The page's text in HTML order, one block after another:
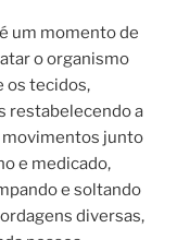
é um momento de
o organismo
os tecidos,
restabelecendo a
movimentos junto
e medicado,
e soltando
diversas,